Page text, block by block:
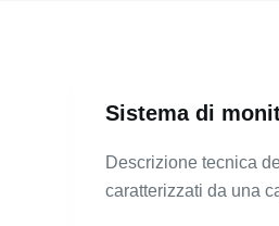
Sistema di
Descrizione tecnica
caratterizzati da una